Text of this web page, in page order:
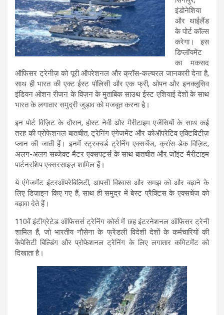
इंडोनेशिया
और थाईलैंड
के पोर्ट कॉल्स
करेगा। इस
डिप्लॉयमेंट
का मकसद
ऑफिसर ट्रेनीज़ को पूरी ऑपरेशनल और क्रॉस-कल्चरल जानकारी देना है,
साथ ही भारत की एक्ट ईस्ट पॉलिसी और एक फ्री, ओपन और इनक्लूसिव
इंडियन ओशन रीजन के विज़न के मुताबिक साउथ ईस्ट एशियाई देशों के साथ
भारत के लगातार समुद्री जुड़ाव को मजबूत करना है।
इन पोर्ट विज़िट के दौरान, होस्ट नेवी और मैरीटाइम एजेंसियों के साथ कई
तरह की प्रोफेशनल बातचीत, ट्रेनिंग एंगेजमेंट और कोऑपरेटिव एक्टिविटीज़
प्लान की जाती हैं। इनमें स्ट्रक्चर्ड ट्रेनिंग एक्सचेंज, क्रॉस-डेक विज़िट,
अलग-अलग सब्जेक्ट मैटर एक्सपर्ट्स के साथ बातचीत और जॉइंट मैरीटाइम
पार्टनरशिप एक्सरसाइज़ शामिल हैं।
ये एंगेजमेंट इंटरऑपरेबिलिटी, आपसी विश्वास और समझ को और बढ़ाने के
लिए डिज़ाइन किए गए हैं, साथ ही समुद्र में बेस्ट प्रैक्टिस के एक्सचेंज को
बढ़ावा देते हैं।
110वें इंटीग्रेटेड ऑफिसर्स ट्रेनिंग कोर्स में छह इंटरनेशनल ऑफिसर ट्रेनी
शामिल हैं, जो भारतीय नौसेना के फ्रेंडली विदेशी देशों के कर्मचारियों की
कैपेसिटी बिल्डिंग और प्रोफेशनल ट्रेनिंग के लिए लगातार कमिटमेंट को
दिखाता है।